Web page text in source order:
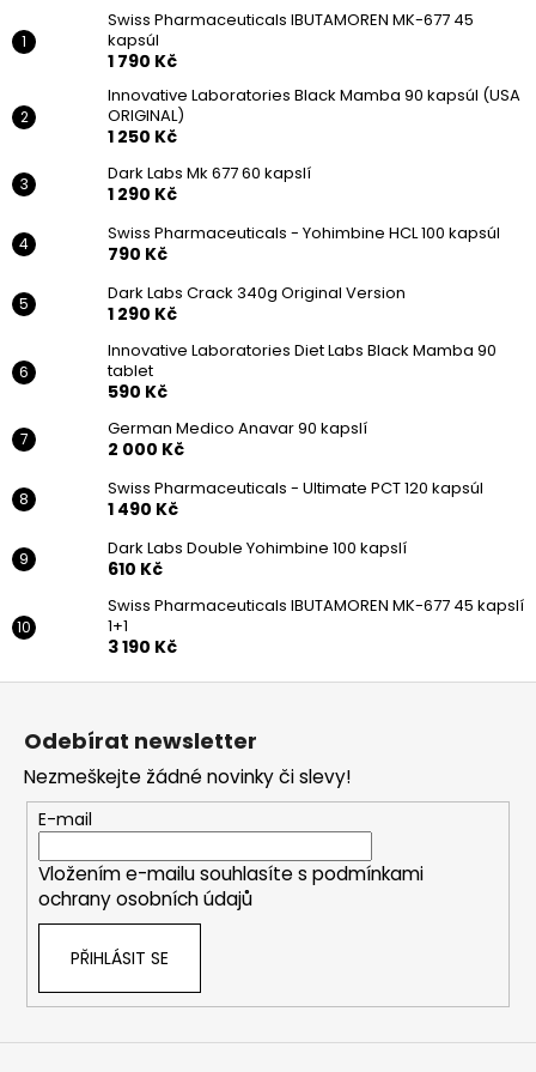
Swiss Pharmaceuticals IBUTAMOREN MK-677 45
kapsúl
1 790 Kč
Innovative Laboratories Black Mamba 90 kapsúl (USA
ORIGINAL)
1 250 Kč
Dark Labs Mk 677 60 kapslí
1 290 Kč
Swiss Pharmaceuticals - Yohimbine HCL 100 kapsúl
790 Kč
Dark Labs Crack 340g Original Version
1 290 Kč
Innovative Laboratories Diet Labs Black Mamba 90
tablet
590 Kč
German Medico Anavar 90 kapslí
2 000 Kč
Swiss Pharmaceuticals - Ultimate PCT 120 kapsúl
1 490 Kč
Dark Labs Double Yohimbine 100 kapslí
610 Kč
Swiss Pharmaceuticals IBUTAMOREN MK-677 45 kapslí
1+1
3 190 Kč
Odebírat newsletter
Nezmeškejte žádné novinky či slevy!
E-mail
Vložením e-mailu souhlasíte s podmínkami
ochrany osobních údajů
PŘIHLÁSIT SE